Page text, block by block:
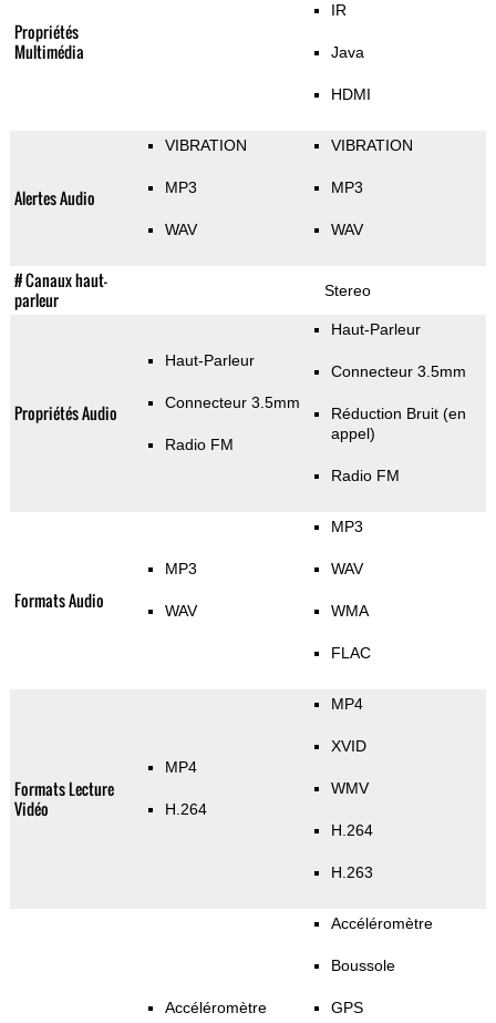
Propriétés
Multimédia
IR
Java
HDMI
Alertes Audio
VIBRATION
MP3
WAV
VIBRATION
MP3
WAV
# Canaux haut-
parleur
Stereo
Propriétés Audio
Haut-Parleur
Connecteur 3.5mm
Radio FM
Haut-Parleur
Connecteur 3.5mm
Réduction Bruit (en
appel)
Radio FM
Formats Audio
MP3
WAV
MP3
WAV
WMA
FLAC
Formats Lecture
Vidéo
MP4
H.264
MP4
XVID
WMV
H.264
H.263
Accéléromètre
Accéléromètre
Boussole
GPS